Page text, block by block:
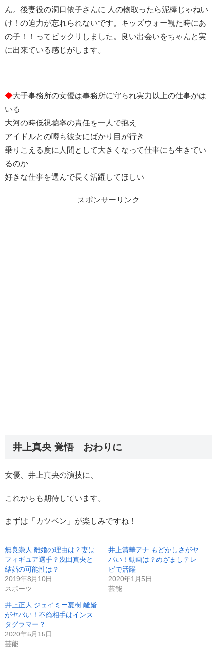
ん。後妻役の洞口依子さんに 人の物取ったら泥棒じゃねい
け！の迫力が忘れられないです。キッズウォー観た時にあ
の子！！ってビックリしました。良い出会いをちゃんと実
に出来ている感じがします。
◆大手事務所の女優は事務所に守られ実力以上の仕事がは
いる
大河の時低視聴率の責任を一人で抱え
アイドルとの噂も彼女にばかり目が行き
乗りこえる度に人間として大きくなって仕事にも生きてい
るのか
好きな仕事を選んで長く活躍してほしい
スポンサーリンク
井上真央 覚悟 おわりに
女優、井上真央の演技に、
これからも期待しています。
まずは「カツベン」が楽しみですね！
無良崇人 離婚の理由は？妻は
フィギュア選手？浅田真央と
結婚の可能性は？
2019年8月10日
スポーツ
井上清華アナ もどかしさがヤ
バい！動画は？めざましテレ
ビで活躍！
2020年1月5日
芸能
井上正大 ジェイミー夏樹 離婚
がヤバい！不倫相手はインス
タグラマー？
2020年5月15日
芸能